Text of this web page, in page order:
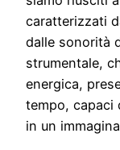
caratterizzati
dalle sonorità
strumentale,
energica,
tempo, capaci
in un